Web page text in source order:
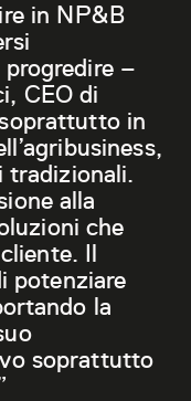
in NP&B
–
CEO di
in
tradizionali.
alla
che
Il
potenziare
la
soprattutto